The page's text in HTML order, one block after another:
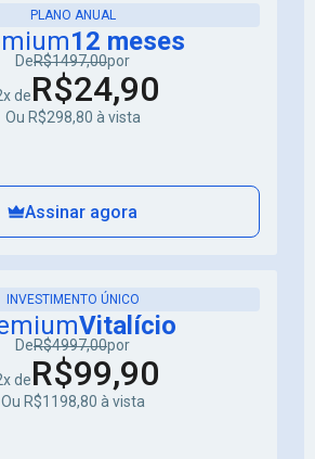
PLANO ANUAL
12 meses
DeR$1497,00por
deR$24,90
Ou R$298,80 à vista
Assinar agora
INVESTIMENTO ÚNICO
Vitalício
DeR$4997,00por
deR$99,90
Ou R$1198,80 à vista